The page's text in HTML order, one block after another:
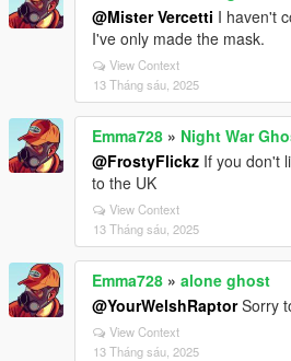
@Mister Vercetti I haven't
I've only made the mask.
View Context
13 Tháng sáu, 2025
Emma728 » Night War
@FrostyFlickz If you don't
to the UK
View Context
13 Tháng sáu, 2025
Emma728 » alone ghost
@YourWelshRaptorSorry
View Context
13 Tháng sáu, 2025